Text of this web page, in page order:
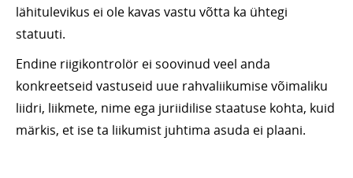
lähitulevikus ei ole kavas vastu võtta ka ühtegi
statuuti.
Endine riigikontrolör ei soovinud veel anda
konkreetseid vastuseid uue rahvaliikumise võimaliku
liidri, liikmete, nime ega juriidilise staatuse kohta, kuid
märkis, et ise ta liikumist juhtima asuda ei plaani.